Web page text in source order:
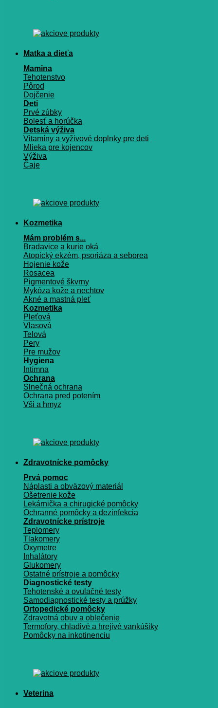
Matka a dieťa
Mamina
Tehotenstvo
Pôrod
Dojčenie
Deti
Prvé zúbky
Bolesť a horúčka
Detská výživa
Vitamíny a vyživové doplnky pre deti
Mlieka pre kojencov
Výživa
Čaje
Kozmetika
Mám problém s...
Bradavice a kurie oká
Atopický ekzém, psoriáza a seborea
Hojenie kože
Rosacea
Pigmentové škvrny
Mykóza kože a nechtov
Akné a mastná pleť
Kozmetika
Pleťová
Vlasová
Telová
Pery
Pre mužov
Hygiena
Intímna
Ochrana
Slnečná ochrana
Ochrana pred potením
Vši a hmyz
Zdravotnícke pomôcky
Prvá pomoc
Náplasti a obväzový materiál
Ošetrenie kože
Lekárnička a chirugické pomôcky
Ochranné pomôcky a dezinfekcia
Zdravotnícke prístroje
Teplomery
Tlakomery
Oxymetre
Inhalátory
Glukomery
Ostatné prístroje a pomôcky
Diagnostické testy
Tehotenské a ovulačné testy
Samodiagnostické testy a prúžky
Ortopedické pomôcky
Zdravotná obuv a oblečenie
Termofory, chladivé a hrejivé vankúšiky
Pomôcky na inkotinenciu
Veterina